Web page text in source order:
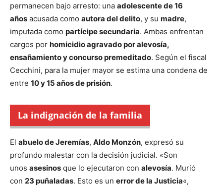
permanecen bajo arresto: una adolescente de 16
años acusada como autora del delito, y su madre,
imputada como partícipe secundaria. Ambas enfrentan
cargos por homicidio agravado por alevosía,
ensañamiento y concurso premeditado. Según el fiscal
Cecchini, para la mujer mayor se estima una condena de
entre 10 y 15 años de prisión.
La indignación de la familia
El abuelo de Jeremías, Aldo Monzón, expresó su
profundo malestar con la decisión judicial. «Son
unos asesinos que lo ejecutaron con alevosía. Murió
con 23 puñaladas. Esto es un error de la Justicia«,